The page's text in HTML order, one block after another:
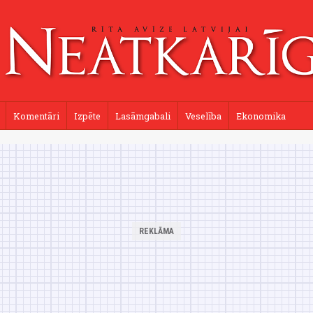
Komentāri Izpēte Lasāmgabali Veselība Ekonomika